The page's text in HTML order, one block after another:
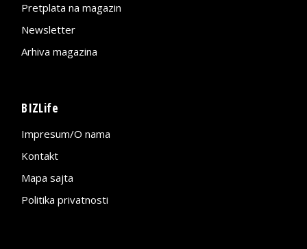
Pretplata na magazin
Newsletter
Arhiva magazina
BIZLife
Impresum/O nama
Kontakt
Mapa sajta
Politika privatnosti